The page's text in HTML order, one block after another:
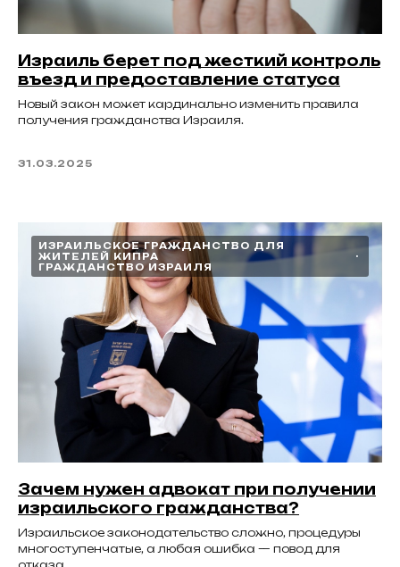
Израиль берет под жесткий контроль
въезд и предоставление статуса
Новый закон может кардинально изменить правила
получения гражданства Израиля.
31.03.2025
ИЗРАИЛЬСКОЕ ГРАЖДАНСТВО ДЛЯ
ЖИТЕЛЕЙ КИПРА
ГРАЖДАНСТВО ИЗРАИЛЯ
Зачем нужен адвокат при получении
израильского гражданства?
Израильское законодательство сложно, процедуры
многоступенчатые, а любая ошибка — повод для